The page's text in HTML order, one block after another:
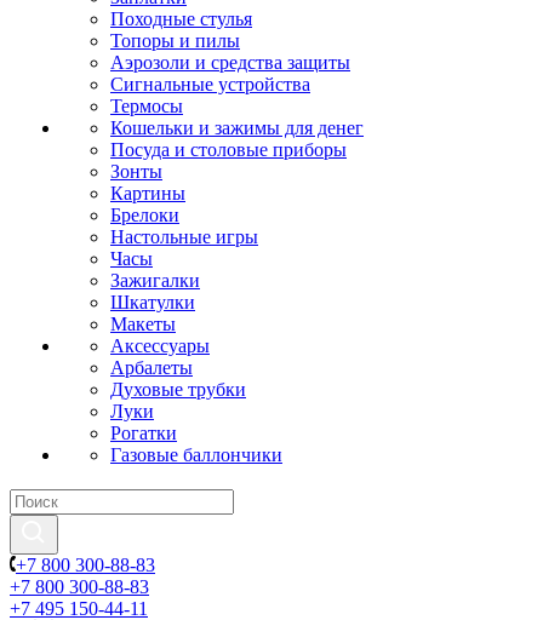
Походные стулья
Топоры и пилы
Аэрозоли и средства защиты
Сигнальные устройства
Термосы
Кошельки и зажимы для денег
Посуда и столовые приборы
Зонты
Картины
Брелоки
Настольные игры
Часы
Зажигалки
Шкатулки
Макеты
Аксессуары
Арбалеты
Духовые трубки
Луки
Рогатки
Газовые баллончики
+7 800 300-88-83
+7 800 300-88-83
+7 495 150-44-11